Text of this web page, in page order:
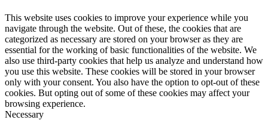
This website uses cookies to improve your experience while you
navigate through the website. Out of these, the cookies that are
categorized as necessary are stored on your browser as they are
essential for the working of basic functionalities of the website. We
also use third-party cookies that help us analyze and understand how
you use this website. These cookies will be stored in your browser
only with your consent. You also have the option to opt-out of these
cookies. But opting out of some of these cookies may affect your
browsing experience.
Necessary